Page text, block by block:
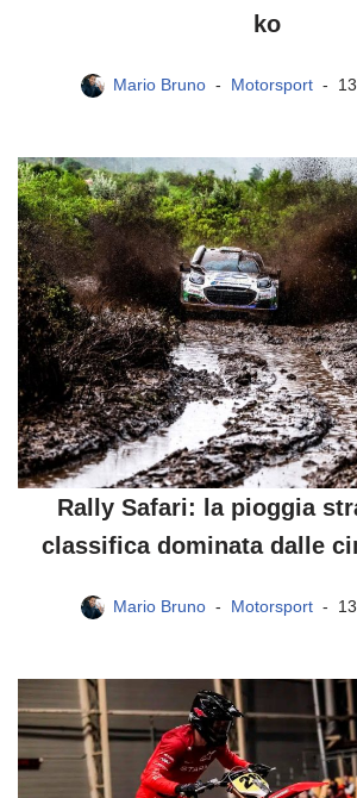
ko
Mario Bruno Motorsport
Rally Safari: la pioggia
classifica dominata dalle
Mario Bruno Motorsport